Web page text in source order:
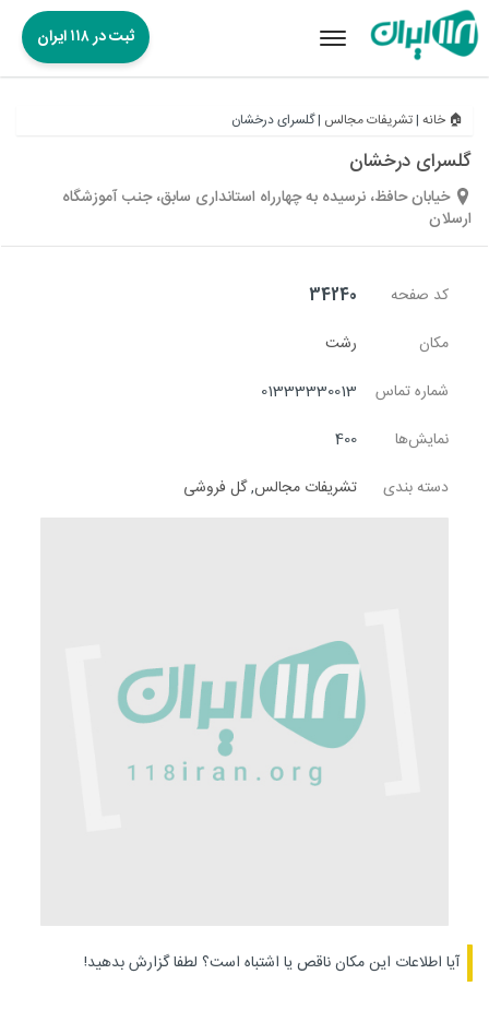
Toggle
ثبت در ۱۱۸ ایران
🏠 خانه |تشریفات مجالس |گلسرای درخشان
گلسرای درخشان
خیابان حافظ، نرسیده به چهارراه استانداری سابق، جنب آموزشگاه
ارسلان
کد صفحه
34240
مکان
رشت
شماره تماس
01333330013
نمایش‌ها
400
دسته بندی
تشریفات مجالس,گل فروشی
آیا اطلاعات این مکان ناقص یا اشتباه است؟ لطفا گزارش بدهید!